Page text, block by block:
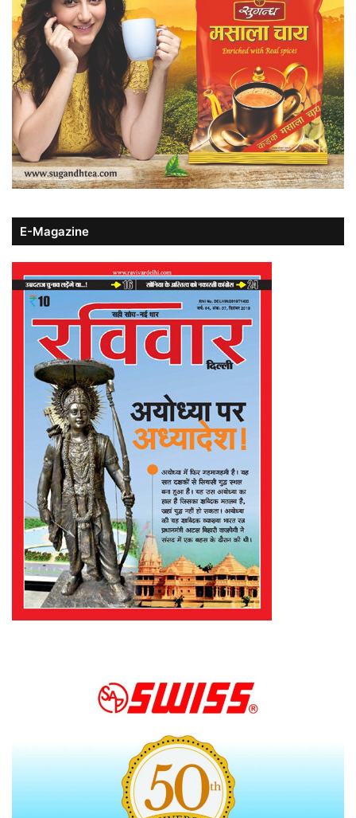
E-Magazine